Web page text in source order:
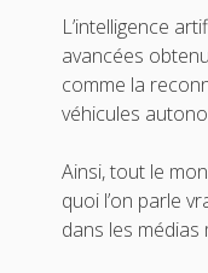
L’intelligence
avancées
comme la
véhicules
Ainsi, tout le
quoi l’on parle
dans les médias